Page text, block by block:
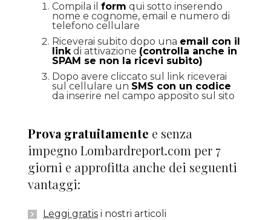
Compila il form qui sotto inserendo
nome e cognome, email e numero di
telefono cellulare
Riceverai subito dopo una email con il
linkdi attivazione (controlla anche in
SPAM se non la ricevi subito)
Dopo avere cliccato sul link riceverai
sul cellulare un SMS con un codice
da inserire nel campo apposito sul sito
Prova gratuitamente e senza
impegno Lombardreport.com per 7
giorni e approfitta anche dei seguenti
vantaggi:
Leggi gratis i nostri articoli